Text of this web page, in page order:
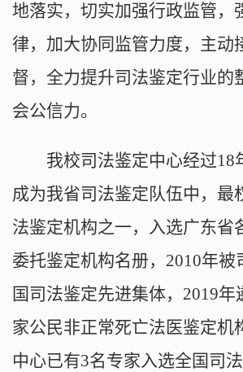
地落实，切实加强行政监管，
律，加大协同监管力度，主动
督，全力提升司法鉴定行业的
会公信力。
我校司法鉴定中心经过18
成为我省司法鉴定队伍中，最
法鉴定机构之一，入选广东省
委托鉴定机构名册，2010年被
国司法鉴定先进集体，2019年
家公民非正常死亡法医鉴定机
中心已有3名专家入选全国司法